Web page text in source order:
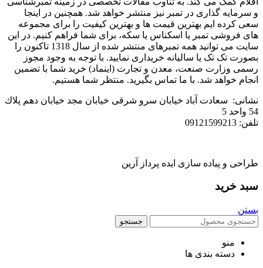
و سرمایه گذاری در تمبر نیز منتشر خواهد شد. همچنین در اینجا
سعی کرده ایم بهترین قیمت ها و بهترین کیفیت را برای مجموعه
های فروشی تمبر یا اسکناس یا سکه، برای شما فراهم کنیم. در این
سایت می توانید همه تمبرهای منتشر شده از سال 1318 تاکنون را
بصورت تک تک یا سالیانه خریداری نمایید. با توجه به وجود مجوز
رسمی وزارت صنعت، معدن و تجارت (اینماد) خرید شما با تضمین
انجام خواهد شد. با ما تماس بگیرید. منتظر شما هستیم.
نشانی: سعادت آباد خیابان سرو شرقی خيابان مجد خیابان دهم پلاك
54 واحد 5
تلفن: 09121599213
طراحی و پیاده سازی ایده پرداز آرین
سبد خرید
بستن
جستجو
منو
دسته بندی ها